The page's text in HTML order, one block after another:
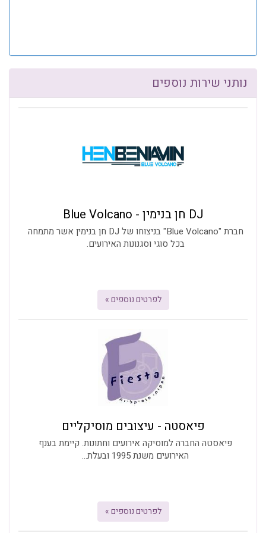
נותני שירות נוספים
DJ חן בנימין - Blue Volcano
חברת "Blue Volcano" בניצוחו של DJ חן בנימין אשר מתמחה
בכל סוגי וסגנונות האירועים.
לפרטים נוספים »
פיאסטה - עיצובים מוסיקליים
פיאסטה החברה למוסיקה אירועים וחתונות. קיימת בענף
האירועים משנת 1995 ובעלת...
לפרטים נוספים »